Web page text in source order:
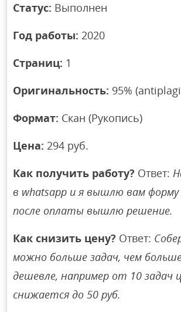
Статус: Выполнен
Год работы: 2020
Страниц: 1
Оригинальность: 95%
Формат: Скан (Рукопись)
Цена: 294 руб.
Как получить работу? Ответ:
в whatsapp и я вышлю вам
после оплаты вышлю решение.
Как снизить цену? Ответ:
можно больше задач, чем
дешевле, например от 10 задач
снижается до 50 руб.